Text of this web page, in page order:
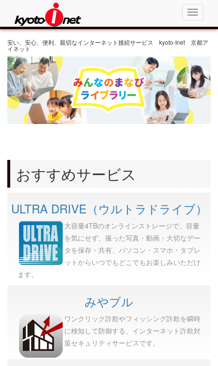
Toggle
安い、安心、便利、親切なインターネット接続サービス kyoto-Inet 京都ア
イネット
おすすめサービス
ULTRA DRIVE（ウルトラドライブ）
大容量4TBのオンラインストレージで、容量
を気にせず、撮った写真・動画・大切なデー
タを保存・共有、パソコン・スマホ・タブレ
ットからいつでもどこでもお楽しみいただけ
ます。
みやブル
ワンクリック詐欺やフィッシング詐欺を瞬時
に検知して防御する、インターネット詐欺対
策セキュリティサービスです。